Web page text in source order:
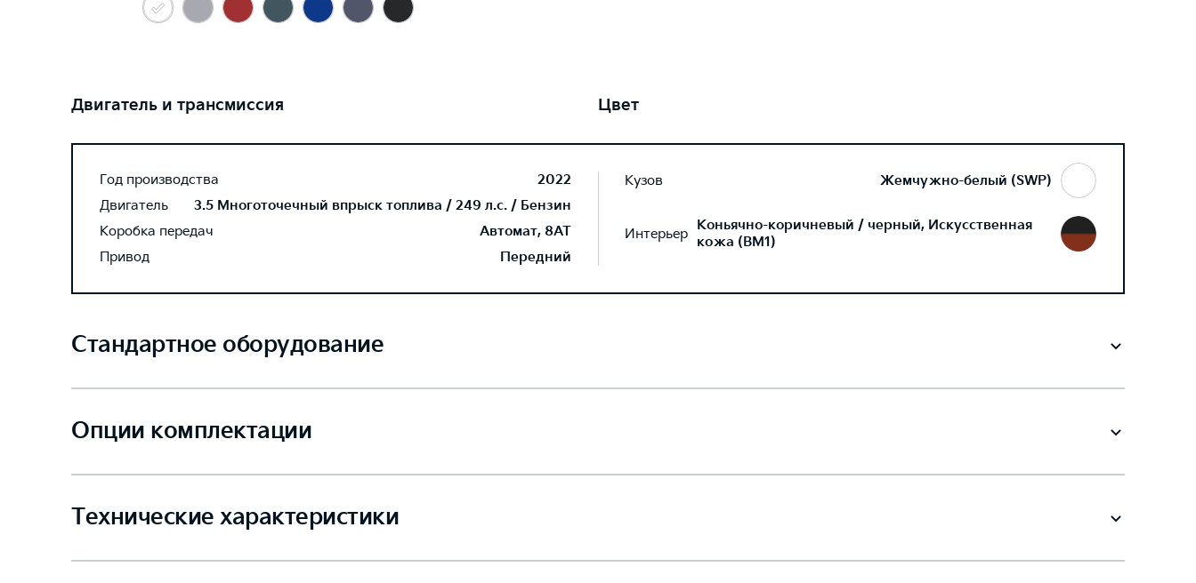
Двигатель и трансмиссия
Год производства
2022
Двигатель
3.5 Многоточечный впрыск топлива / 249 л.с. / Бензин
Коробка передач
Автомат, 8AT
Привод
Передний
Цвет
Кузов Жемчужно-белый (SWP)
Интерьер Коньячно-коричневый / черный, Искусственная
кожа (BM1)
Стандартное оборудование
Опции комплектации
Технические характеристики